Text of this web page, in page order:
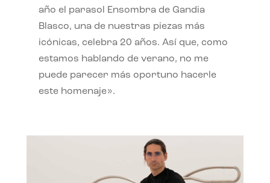
año el parasol Ensombra de Gandia
Blasco, una de nuestras piezas más
icónicas, celebra 20 años. Así que, como
estamos hablando de verano, no me
puede parecer más oportuno hacerle
este homenaje».